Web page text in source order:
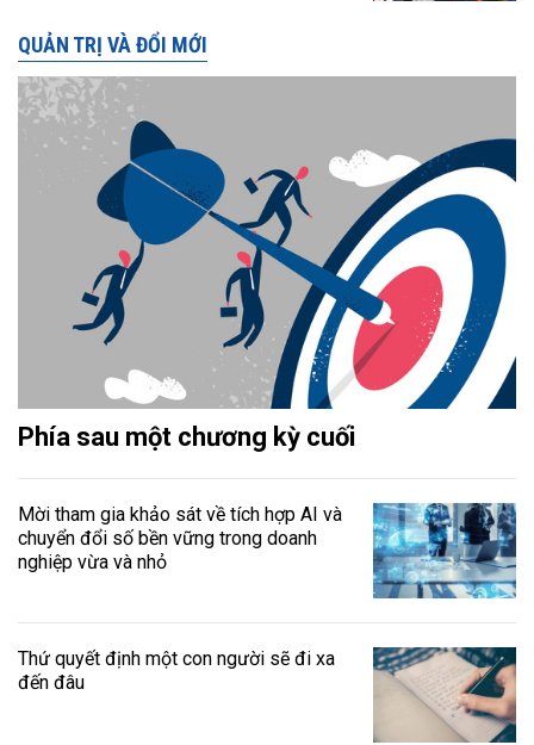
QUẢN TRỊ VÀ ĐỔI MỚI
Phía sau một chương kỳ cuối
Mời tham gia khảo sát về tích hợp AI và
chuyển đổi số bền vững trong doanh
nghiệp vừa và nhỏ
Thứ quyết định một con người sẽ đi xa
đến đâu